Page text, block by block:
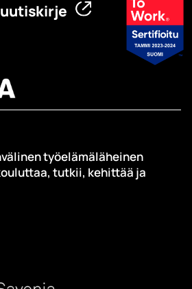
työelämäläheinen
tutkii, kehittää ja